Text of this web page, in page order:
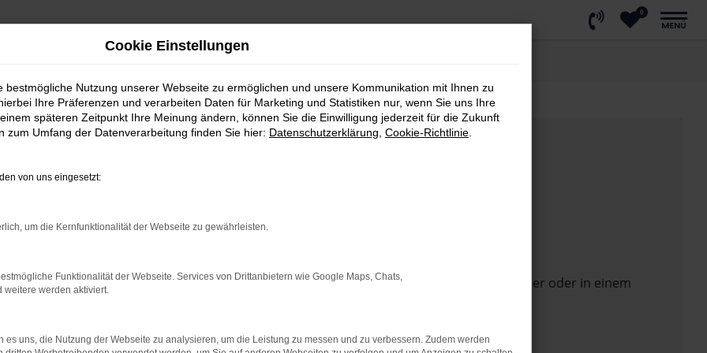
0
MENÜ
das Laden bestimmter Seiten verhindern. Funktioniert die Seite in einem anderen Browser oder in einem
zu beheben.
Cookie Einstellungen
bestmögliche Nutzung unserer Webseite zu ermöglichen und unsere Kommunikation mit Ihnen zu
Ihre Präferenzen und verarbeiten Daten für Marketing und Statistiken nur, wenn Sie uns Ihre
späteren Zeitpunkt Ihre Meinung ändern, können Sie die Einwilligung jederzeit für die Zukunft
zum Umfang der Datenverarbeitung finden Sie hier: Datenschutzerklärung Cookie-Richtlinie
von uns eingesetzt:
um die Kernfunktionalität der Webseite zu gewährleisten.
Funktionalität der Webseite. Services von Drittanbietern wie Google Maps, Chats,
weitere werden aktiviert.
es uns, die Nutzung der Webseite zu analysieren, um die Leistung zu messen und zu verbessern. Zudem werden